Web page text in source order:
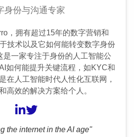
身份与沟通专家
，拥有超过15年的数字营销和
技术以及它如何能转变数字身份
是一家专注于身份的人工智能公
如何能提升关键流程，如KYC和
在人工智能时代人性化互联网，
高效的解决方案给个人。
the internet in the AI age"